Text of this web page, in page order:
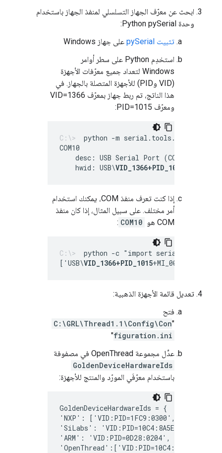
ابحث عن معرّف الجهاز التسلسلي لمنفذ الجهاز باستخدام
وحدة Python pySerial:
تثبيت pySerial
على جهاز Windows
استخدِم Python على سطر أوامر
Windows لتعداد جميع معرّفات الأجهزة
(VID وPID) للأجهزة المتصلة بالجهاز. في
هذا الناتج، تم ربط جهاز بمعرّف VID=1366
ومعرّف PID=1015:
python -m serial.tools.list_ports
    desc: USB Serial Port (COM10)
    hwid: USB\
VID_1366+PID_1015
إذا كنت تعرف منفذ COM، يمكنك استخدام
أمر مختلف. على سبيل المثال، إذا كان منفذ
COM هو
COM10
:
python -c "import
['USB\VID_1366+PID_1015+MI_00']
تعديل قائمة الأجهزة الذهبية:
فتح
"
C:\GRL\Thread1.1\Config\Con
figuration.ini
"
عدِّل مجموعة OpenThread في مصفوفة
GoldenDeviceHardwareIds
باستخدام معرّفَي المورّد والمنتج للأجهزة:
GoldenDeviceHardwareIds = {
'NXP':
'SiLabs': 'VID:PID=10C4:8A5E',
'ARM': 'VID:PID=0D28:0204',
'OpenThread':['VID:PID=10C4:EA60',